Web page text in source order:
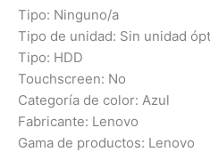
Tipo: Ninguno/a
Tipo de unidad: Sin unidad
Tipo: HDD
Touchscreen: No
Categoría de color: Azul
Fabricante: Lenovo
Gama de productos: Lenovo